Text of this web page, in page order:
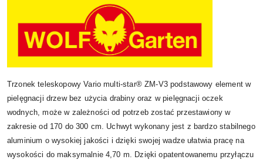
Trzonek teleskopowy Vario multi-star® ZM-V3 podstawowy element w
pielęgnacji drzew bez użycia drabiny oraz w pielęgnacji oczek
wodnych, może w zależności od potrzeb zostać przestawiony w
zakresie od 170 do 300 cm. Uchwyt wykonany jest z bardzo stabilnego
aluminium o wysokiej jakości i dzięki swojej wadze ułatwia pracę na
wysokości do maksymalnie 4,70 m. Dzięki opatentowanemu przyłączu